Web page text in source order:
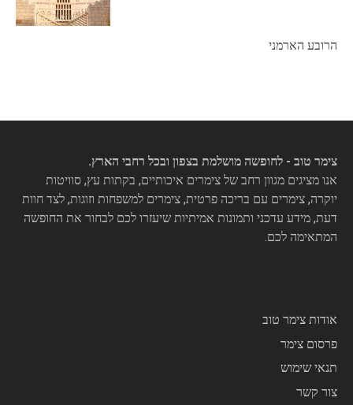
הרובע הארמני
צימר טוב - לחופשה מושלמת בצפון ובכל רחבי הארץ.
אנו מציגים מגוון רחב של צימרים איכותיים, בקתות עץ, סוויטות
יוקרה, צימרים עם בריכה פרטית, צימרים למשפחות וזוגות, לצד חוות
דעת, מידע עדכני ותמונות אמיתיות שיעזרו לכם לבחור את החופשה
המתאימה לכם.
אודות צימר טוב
פרסום צימר
תנאי שימוש
צור קשר